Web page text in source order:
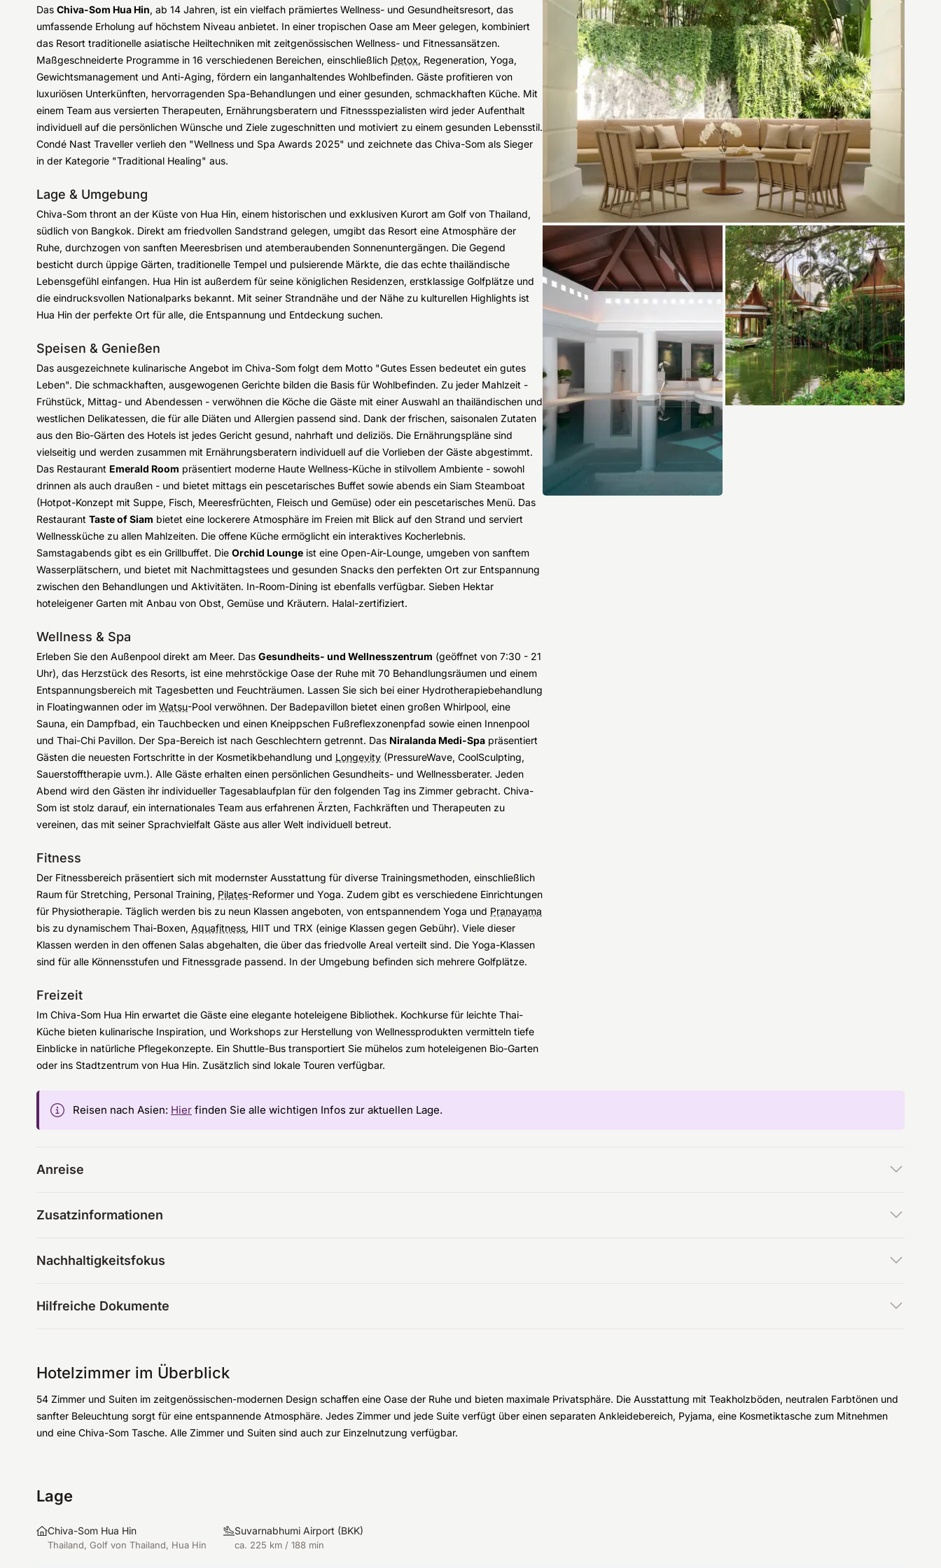
Das Chiva-Som Hua Hin, ab 14 Jahren, ist ein vielfach prämiertes Wellness- und Gesundheitsresort, das
umfassende Erholung auf höchstem Niveau anbietet. In einer tropischen Oase am Meer gelegen, kombiniert
das Resort traditionelle asiatische Heiltechniken mit zeitgenössischen Wellness- und Fitnessansätzen.
Maßgeschneiderte Programme in 16 verschiedenen Bereichen, einschließlich Detox, Regeneration, Yoga,
Gewichtsmanagement und Anti-Aging, fördern ein langanhaltendes Wohlbefinden. Gäste profitieren von
luxuriösen Unterkünften, hervorragenden Spa-Behandlungen und einer gesunden, schmackhaften Küche. Mit
einem Team aus versierten Therapeuten, Ernährungsberatern und Fitnessspezialisten wird jeder Aufenthalt
individuell auf die persönlichen Wünsche und Ziele zugeschnitten und motiviert zu einem gesunden Lebensstil.
Condé Nast Traveller verlieh den "Wellness und Spa Awards 2025" und zeichnete das Chiva-Som als Sieger
in der Kategorie "Traditional Healing" aus.
Lage & Umgebung
Chiva-Som thront an der Küste von Hua Hin, einem historischen und exklusiven Kurort am Golf von Thailand,
südlich von Bangkok. Direkt am friedvollen Sandstrand gelegen, umgibt das Resort eine Atmosphäre der
Ruhe, durchzogen von sanften Meeresbrisen und atemberaubenden Sonnenuntergängen. Die Gegend
besticht durch üppige Gärten, traditionelle Tempel und pulsierende Märkte, die das echte thailändische
Lebensgefühl einfangen. Hua Hin ist außerdem für seine königlichen Residenzen, erstklassige Golfplätze und
die eindrucksvollen Nationalparks bekannt. Mit seiner Strandnähe und der Nähe zu kulturellen Highlights ist
Hua Hin der perfekte Ort für alle, die Entspannung und Entdeckung suchen.
Speisen & Genießen
Das ausgezeichnete kulinarische Angebot im Chiva-Som folgt dem Motto "Gutes Essen bedeutet ein gutes
Leben". Die schmackhaften, ausgewogenen Gerichte bilden die Basis für Wohlbefinden. Zu jeder Mahlzeit -
Frühstück, Mittag- und Abendessen - verwöhnen die Köche die Gäste mit einer Auswahl an thailändischen und
westlichen Delikatessen, die für alle Diäten und Allergien passend sind. Dank der frischen, saisonalen Zutaten
aus den Bio-Gärten des Hotels ist jedes Gericht gesund, nahrhaft und deliziös. Die Ernährungspläne sind
vielseitig und werden zusammen mit Ernährungsberatern individuell auf die Vorlieben der Gäste abgestimmt.
Das Restaurant Emerald Room präsentiert moderne Haute Wellness-Küche in stilvollem Ambiente - sowohl
drinnen als auch draußen - und bietet mittags ein pescetarisches Buffet sowie abends ein Siam Steamboat
(Hotpot-Konzept mit Suppe, Fisch, Meeresfrüchten, Fleisch und Gemüse) oder ein pescetarisches Menü. Das
Restaurant Taste of Siam bietet eine lockerere Atmosphäre im Freien mit Blick auf den Strand und serviert
Wellnessküche zu allen Mahlzeiten. Die offene Küche ermöglicht ein interaktives Kocherlebnis.
Samstagabends gibt es ein Grillbuffet. Die Orchid Lounge ist eine Open-Air-Lounge, umgeben von sanftem
Wasserplätschern, und bietet mit Nachmittagstees und gesunden Snacks den perfekten Ort zur Entspannung
zwischen den Behandlungen und Aktivitäten. In-Room-Dining ist ebenfalls verfügbar. Sieben Hektar
hoteleigener Garten mit Anbau von Obst, Gemüse und Kräutern. Halal-zertifiziert.
Wellness & Spa
Erleben Sie den Außenpool direkt am Meer. Das Gesundheits- und Wellnesszentrum (geöffnet von 7:30 - 21
Uhr), das Herzstück des Resorts, ist eine mehrstöckige Oase der Ruhe mit 70 Behandlungsräumen und einem
Entspannungsbereich mit Tagesbetten und Feuchträumen. Lassen Sie sich bei einer Hydrotherapiebehandlung
in Floatingwannen oder im Watsu-Pool verwöhnen. Der Badepavillon bietet einen großen Whirlpool, eine
Sauna, ein Dampfbad, ein Tauchbecken und einen Kneippschen Fußreflexzonenpfad sowie einen Innenpool
und Thai-Chi Pavillon. Der Spa-Bereich ist nach Geschlechtern getrennt. Das Niralanda Medi-Spa präsentiert
Gästen die neuesten Fortschritte in der Kosmetikbehandlung und Longevity (PressureWave, CoolSculpting,
Sauerstofftherapie uvm.). Alle Gäste erhalten einen persönlichen Gesundheits- und Wellnessberater. Jeden
Abend wird den Gästen ihr individueller Tagesablaufplan für den folgenden Tag ins Zimmer gebracht. Chiva-
Som ist stolz darauf, ein internationales Team aus erfahrenen Ärzten, Fachkräften und Therapeuten zu
vereinen, das mit seiner Sprachvielfalt Gäste aus aller Welt individuell betreut.
Fitness
Der Fitnessbereich präsentiert sich mit modernster Ausstattung für diverse Trainingsmethoden, einschließlich
Raum für Stretching, Personal Training, Pilates-Reformer und Yoga. Zudem gibt es verschiedene Einrichtungen
für Physiotherapie. Täglich werden bis zu neun Klassen angeboten, von entspannendem Yoga und Pranayama
bis zu dynamischem Thai-Boxen, Aquafitness, HIIT und TRX (einige Klassen gegen Gebühr). Viele dieser
Klassen werden in den offenen Salas abgehalten, die über das friedvolle Areal verteilt sind. Die Yoga-Klassen
sind für alle Könnensstufen und Fitnessgrade passend. In der Umgebung befinden sich mehrere Golfplätze.
Freizeit
Im Chiva-Som Hua Hin erwartet die Gäste eine elegante hoteleigene Bibliothek. Kochkurse für leichte Thai-
Küche bieten kulinarische Inspiration, und Workshops zur Herstellung von Wellnessprodukten vermitteln tiefe
Einblicke in natürliche Pflegekonzepte. Ein Shuttle-Bus transportiert Sie mühelos zum hoteleigenen Bio-Garten
oder ins Stadtzentrum von Hua Hin. Zusätzlich sind lokale Touren verfügbar.
Reisen nach Asien: Hier finden Sie alle wichtigen Infos zur aktuellen Lage.
Anreise
Zusatzinformationen
Nachhaltigkeitsfokus
Hilfreiche Dokumente
Hotelzimmer im Überblick
54 Zimmer und Suiten im zeitgenössischen-modernen Design schaffen eine Oase der Ruhe und bieten maximale Privatsphäre. Die Ausstattung mit Teakholzböden, neutralen Farbtönen und
sanfter Beleuchtung sorgt für eine entspannende Atmosphäre. Jedes Zimmer und jede Suite verfügt über einen separaten Ankleidebereich, Pyjama, eine Kosmetiktasche zum Mitnehmen
und eine Chiva-Som Tasche. Alle Zimmer und Suiten sind auch zur Einzelnutzung verfügbar.
Lage
Chiva-Som Hua Hin
Thailand, Golf von Thailand, Hua Hin
Suvarnabhumi Airport (BKK)
ca. 225 km / 188 min